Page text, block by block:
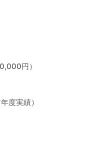
円）
度実績）